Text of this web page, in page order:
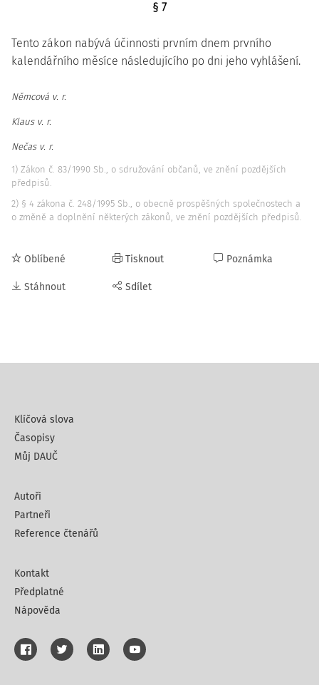
§ 7
Tento zákon nabývá účinnosti prvním dnem prvního
kalendářního měsíce následujícího po dni jeho vyhlášení.
Němcová v. r.
Klaus v. r.
Nečas v. r.
1) Zákon č. 83/1990 Sb., o sdružování občanů, ve znění pozdějších
předpisů.
2) § 4 zákona č. 248/1995 Sb., o obecně prospěšných společnostech a
o změně a doplnění některých zákonů, ve znění pozdějších předpisů.
Oblíbené
Stáhnout
Tisknout
Sdílet
Poznámka
Klíčová slova
Časopisy
Můj DAUČ
Autoři
Partneři
Reference čtenářů
Kontakt
Předplatné
Nápověda